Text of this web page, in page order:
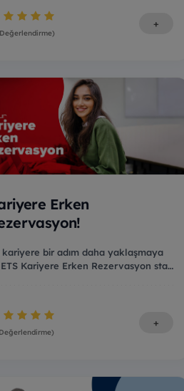
+
Erken
bir adım daha yaklaşmaya
ETS Kariyere Erken Rezervasyon staj
+